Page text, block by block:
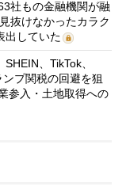
社もの金融機関が融
抜けなかったカラク
出していた
、TikTok、
プ関税の回避を狙
参入・土地取得への